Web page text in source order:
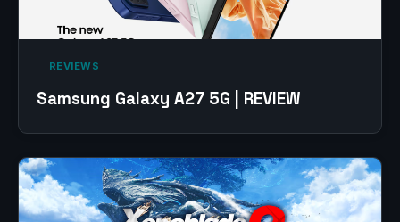
‎ REVIEWS‎
Samsung Galaxy A27 5G | REVIEW